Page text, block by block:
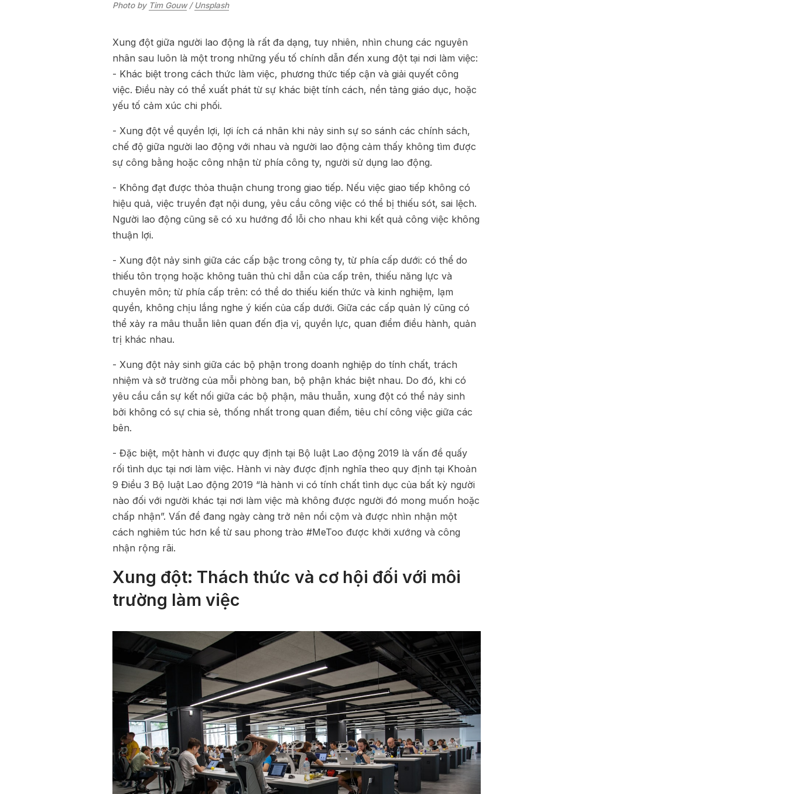
Photo by Tim Gouw / Unsplash
Xung đột giữa người lao động là rất đa dạng, tuy nhiên, nhìn chung các nguyên
nhân sau luôn là một trong những yếu tố chính dẫn đến xung đột tại nơi làm việc:
- Khác biệt trong cách thức làm việc, phương thức tiếp cận và giải quyết công
việc. Điều này có thể xuất phát từ sự khác biệt tính cách, nền tảng giáo dục, hoặc
yếu tố cảm xúc chi phối.
- Xung đột về quyền lợi, lợi ích cá nhân khi nảy sinh sự so sánh các chính sách,
chế độ giữa người lao động với nhau và người lao động cảm thấy không tìm được
sự công bằng hoặc công nhận từ phía công ty, người sử dụng lao động.
- Không đạt được thỏa thuận chung trong giao tiếp. Nếu việc giao tiếp không có
hiệu quả, việc truyền đạt nội dung, yêu cầu công việc có thể bị thiếu sót, sai lệch.
Người lao động cũng sẽ có xu hướng đổ lỗi cho nhau khi kết quả công việc không
thuận lợi.
- Xung đột nảy sinh giữa các cấp bậc trong công ty, từ phía cấp dưới: có thể do
thiếu tôn trọng hoặc không tuân thủ chỉ dẫn của cấp trên, thiếu năng lực và
chuyên môn; từ phía cấp trên: có thể do thiếu kiến thức và kinh nghiệm, lạm
quyền, không chịu lắng nghe ‎ý kiến của cấp dưới. Giữa các cấp quản l‎‎ý cũng có
thể xảy ra mâu thuẫn liên quan đến địa vị, quyền lực, quan điểm điều hành, quản
trị khác nhau.
- Xung đột nảy sinh giữa các bộ phận trong doanh nghiệp do tính chất, trách
nhiệm và sở trường của mỗi phòng ban, bộ phận khác biệt nhau. Do đó, khi có
yêu cầu cần sự kết nối giữa các bộ phận, mâu thuẫn, xung đột có thể nảy sinh
bởi không có sự chia sẻ, thống nhất trong quan điểm, tiêu chí công việc giữa các
bên.
- Đặc biệt, một hành vi được quy định tại Bộ luật Lao động 2019 là vấn đề quấy
rối tình dục tại nơi làm việc. Hành vi này được định nghĩa theo quy định tại Khoản
9 Điều 3 Bộ luật Lao động 2019 “là hành vi có tính chất tình dục của bất kỳ người
nào đối với người khác tại nơi làm việc mà không được người đó mong muốn hoặc
chấp nhận”. Vấn đề đang ngày càng trở nên nổi cộm và được nhìn nhận một
cách nghiêm túc hơn kể từ sau phong trào #MeToo được khởi xướng và công
nhận rộng rãi.
Xung đột: Thách thức và cơ hội đối với môi
trường làm việc